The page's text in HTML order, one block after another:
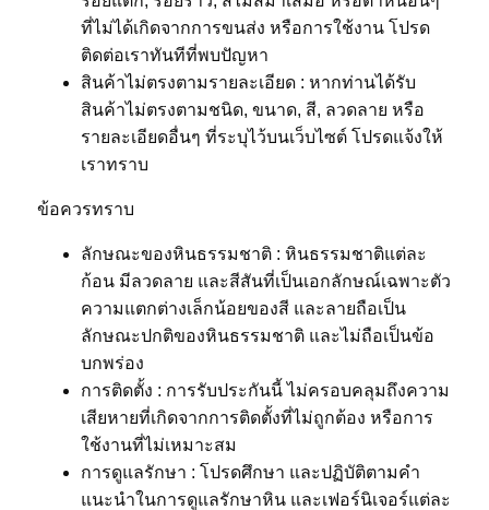
ที่ไม่ได้เกิดจากการขนส่ง หรือการใช้งาน โปรด
ติดต่อเราทันทีที่พบปัญหา
สินค้าไม่ตรงตามรายละเอียด : หากท่านได้รับ
สินค้าไม่ตรงตามชนิด, ขนาด, สี, ลวดลาย หรือ
รายละเอียดอื่นๆ ที่ระบุไว้บนเว็บไซต์ โปรดแจ้งให้
เราทราบ
ข้อควรทราบ
ลักษณะของหินธรรมชาติ : หินธรรมชาติแต่ละ
ก้อน มีลวดลาย และสีสันที่เป็นเอกลักษณ์เฉพาะตัว
ความแตกต่างเล็กน้อยของสี และลายถือเป็น
ลักษณะปกติของหินธรรมชาติ และไม่ถือเป็นข้อ
บกพร่อง
การติดตั้ง : การรับประกันนี้ ไม่ครอบคลุมถึงความ
เสียหายที่เกิดจากการติดตั้งที่ไม่ถูกต้อง หรือการ
ใช้งานที่ไม่เหมาะสม
การดูแลรักษา : โปรดศึกษา และปฏิบัติตามคำ
แนะนำในการดูแลรักษาหิน และเฟอร์นิเจอร์แต่ละ